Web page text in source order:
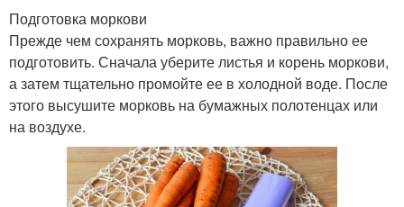
Подготовка моркови
Прежде чем сохранять морковь, важно правильно ее
подготовить. Сначала уберите листья и корень моркови,
а затем тщательно промойте ее в холодной воде. После
этого высушите морковь на бумажных полотенцах или
на воздухе.